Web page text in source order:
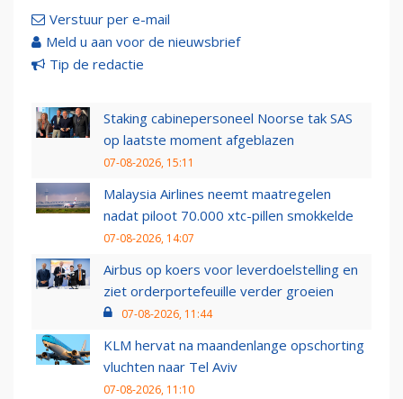
Verstuur per e-mail
Meld u aan voor de nieuwsbrief
Tip de redactie
Staking cabinepersoneel Noorse tak SAS
op laatste moment afgeblazen
07-08-2026, 15:11
Malaysia Airlines neemt maatregelen
nadat piloot 70.000 xtc-pillen smokkelde
07-08-2026, 14:07
Airbus op koers voor leverdoelstelling en
ziet orderportefeuille verder groeien
07-08-2026, 11:44
KLM hervat na maandenlange opschorting
vluchten naar Tel Aviv
07-08-2026, 11:10